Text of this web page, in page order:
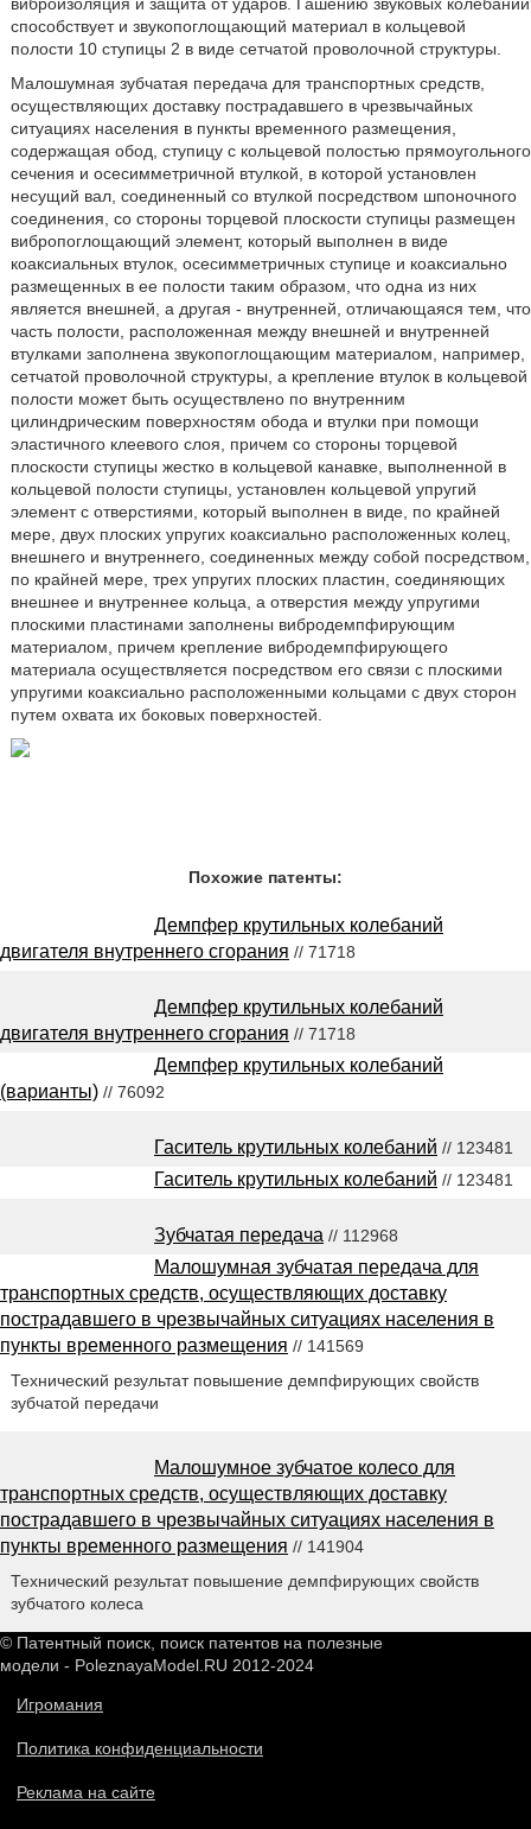
способствует и звукопоглощающий материал в кольцевой
полости 10 ступицы 2 в виде сетчатой проволочной структуры.
Малошумная зубчатая передача для транспортных средств,
осуществляющих доставку пострадавшего в чрезвычайных
ситуациях населения в пункты временного размещения,
содержащая обод, ступицу с кольцевой полостью прямоугольного
сечения и осесимметричной втулкой, в которой установлен
несущий вал, соединенный со втулкой посредством шпоночного
соединения, со стороны торцевой плоскости ступицы размещен
вибропоглощающий элемент, который выполнен в виде
коаксиальных втулок, осесимметричных ступице и коаксиально
размещенных в ее полости таким образом, что одна из них
является внешней, а другая - внутренней, отличающаяся тем, что
часть полости, расположенная между внешней и внутренней
втулками заполнена звукопоглощающим материалом, например,
сетчатой проволочной структуры, а крепление втулок в кольцевой
полости может быть осуществлено по внутренним
цилиндрическим поверхностям обода и втулки при помощи
эластичного клеевого слоя, причем со стороны торцевой
плоскости ступицы жестко в кольцевой канавке, выполненной в
кольцевой полости ступицы, установлен кольцевой упругий
элемент с отверстиями, который выполнен в виде, по крайней
мере, двух плоских упругих коаксиально расположенных колец,
внешнего и внутреннего, соединенных между собой посредством,
по крайней мере, трех упругих плоских пластин, соединяющих
внешнее и внутреннее кольца, а отверстия между упругими
плоскими пластинами заполнены вибродемпфирующим
материалом, причем крепление вибродемпфирующего
материала осуществляется посредством его связи с плоскими
упругими коаксиально расположенными кольцами с двух сторон
путем охвата их боковых поверхностей.
Похожие патенты:
Демпфер крутильных колебаний
двигателя внутреннего сгорания // 71718
Демпфер крутильных колебаний
двигателя внутреннего сгорания // 71718
Демпфер крутильных колебаний
(варианты) // 76092
Гаситель крутильных колебаний // 123481
Гаситель крутильных колебаний // 123481
Зубчатая передача // 112968
Малошумная зубчатая передача для
транспортных средств, осуществляющих доставку
пострадавшего в чрезвычайных ситуациях населения в
пункты временного размещения // 141569
Технический результат повышение демпфирующих свойств
зубчатой передачи
Малошумное зубчатое колесо для
транспортных средств, осуществляющих доставку
пострадавшего в чрезвычайных ситуациях населения в
пункты временного размещения // 141904
Технический результат повышение демпфирующих свойств
зубчатого колеса
© Патентный поиск, поиск патентов на полезные
модели - PoleznayaModel.RU 2012-2024
Игромания
Политика конфиденциальности
Реклама на сайте